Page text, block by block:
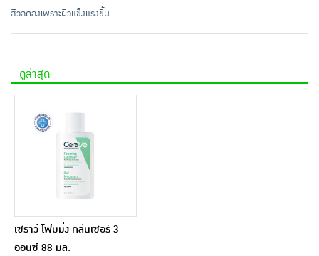
สิวลดลงเพราะผิวแข็งแรงขึ้น
ดูล่าสุด
เซราวี โฟมมิ่ง คลีนเซอร์ 3
ออนซ์ 88 มล.